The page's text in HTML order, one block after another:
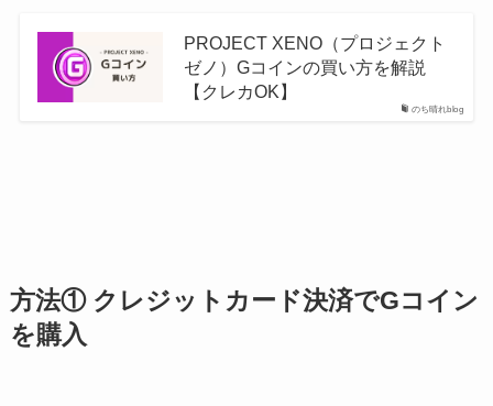
のち晴れblog
PROJECT XENO（プロジェクト
ゼノ）Gコインの買い方を解説
【クレカOK】
方法① クレジットカード決済でGコイン
を購入